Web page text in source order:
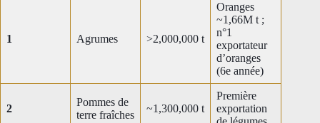
1 Agrumes >2,000,000 t
Oranges
~1,66M t ;
n°1
exportateur
d’oranges
(6e année)
2
Pommes de
terre fraîches
~1,300,000 t
Première
exportation